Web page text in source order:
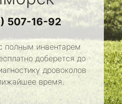
507-16-92
инвентарем
доберется до
дровоколов
время.